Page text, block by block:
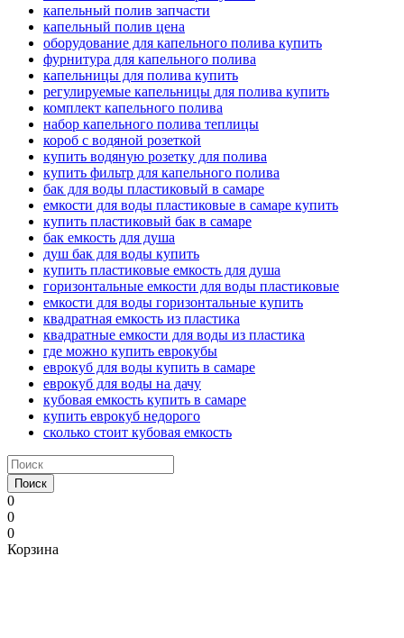
капельный полив запчасти
капельный полив цена
оборудование для капельного полива купить
фурнитура для капельного полива
капельницы для полива купить
регулируемые капельницы для полива купить
комплект капельного полива
набор капельного полива теплицы
короб с водяной розеткой
купить водяную розетку для полива
купить фильтр для капельного полива
бак для воды пластиковый в самаре
емкости для воды пластиковые в самаре купить
купить пластиковый бак в самаре
бак емкость для душа
душ бак для воды купить
купить пластиковые емкость для душа
горизонтальные емкости для воды пластиковые
емкости для воды горизонтальные купить
квадратная емкость из пластика
квадратные емкости для воды из пластика
где можно купить еврокубы
еврокуб для воды купить в самаре
еврокуб для воды на дачу
кубовая емкость купить в самаре
купить еврокуб недорого
сколько стоит кубовая емкость
Поиск
0
0
0
Корзина